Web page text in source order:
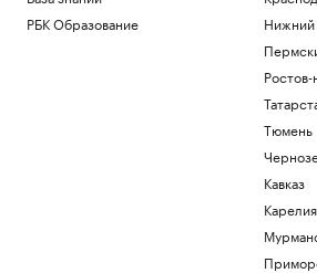
РБК Образование
Нижний
Тюмень
Кавказ
Карелия